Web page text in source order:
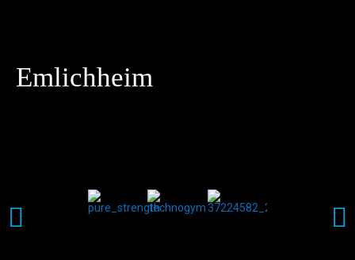
Emlichheim